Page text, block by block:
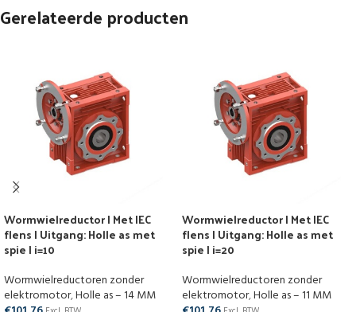
Gerelateerde producten
Wormwielreductor | Met IEC
flens | Uitgang: Holle as met
spie | i=10
Wormwielreductoren zonder
elektromotor,Holle as – 14 MM
Wormwielreductor | Met IEC
flens | Uitgang: Holle as met
spie | i=20
Wormwielreductoren zonder
elektromotor,Holle as – 11 MM